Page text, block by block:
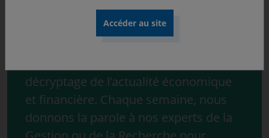
ONdécrypte l'hebdo
décryptage de l’actualité économique
et financière. Chaque semaine, nous
donnons la parole à nos experts de la